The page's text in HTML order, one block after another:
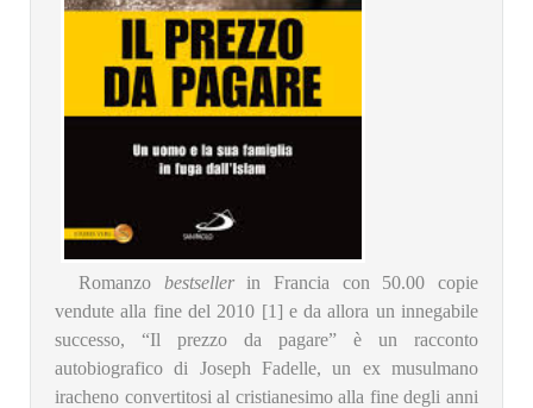
Romanzo bestsellerin Francia con 50.00 copie
vendute alla fine del 2010 [1] e da allora un innegabile
successo, “Il prezzo da pagare” è un racconto
autobiografico di Joseph Fadelle, un ex musulmano
iracheno convertitosi al cristianesimo alla fine degli anni